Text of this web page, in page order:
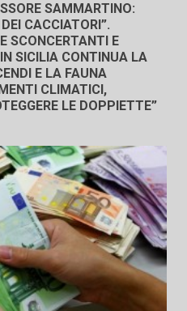
SAMMARTINO:
CACCIATORI”.
SCONCERTANTI E
SICILIA CONTINUA LA
E LA FAUNA
CLIMATICI,
LE DOPPIETTE”